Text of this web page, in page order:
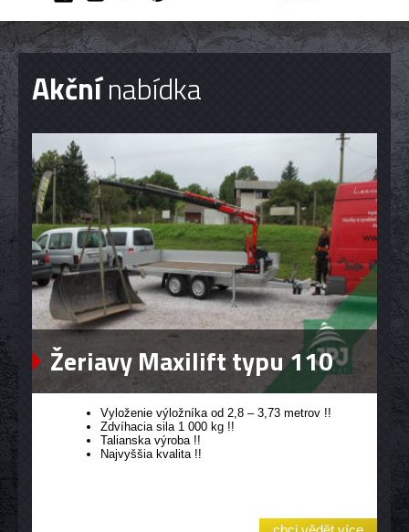
Akčnínabídka
Žeriavy Maxilift typu 110
Vyloženie výložníka od 2,8 – 3,73 metrov !!
Zdvíhacia sila 1 000 kg !!
Talianska výroba !!
Najvyššia kvalita !!